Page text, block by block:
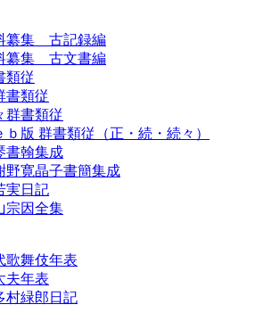
纂集 古記録編
纂集 古文書編
類従
書類従
群書類従
ｂ版 群書類従（正・続・続々）
書翰集成
野寛晶子書簡集成
実日記
宗因全集
歌舞伎年表
夫年表
村緑郎日記